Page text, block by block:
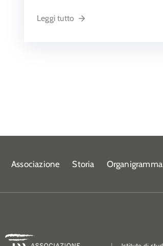
Leggi tutto
Associazione Storia Organigramma